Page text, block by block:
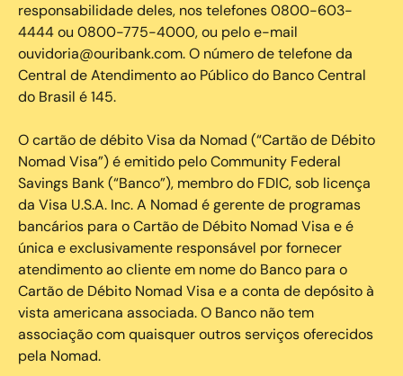
responsabilidade deles, nos telefones 0800-603-
4444 ou 0800-775-4000, ou pelo e-mail
ouvidoria@ouribank.com. O número de telefone da
Central de Atendimento ao Público do Banco Central
do Brasil é 145.
O cartão de débito Visa da Nomad (“Cartão de Débito
Nomad Visa”) é emitido pelo Community Federal
Savings Bank (“Banco”), membro do FDIC, sob licença
da Visa U.S.A. Inc. A Nomad é gerente de programas
bancários para o Cartão de Débito Nomad Visa e é
única e exclusivamente responsável por fornecer
atendimento ao cliente em nome do Banco para o
Cartão de Débito Nomad Visa e a conta de depósito à
vista americana associada. O Banco não tem
associação com quaisquer outros serviços oferecidos
pela Nomad.